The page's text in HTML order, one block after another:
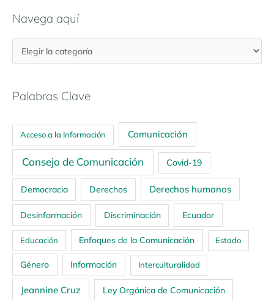
Navega aquí
Palabras Clave
Acceso a la Información Comunicación
Consejo de Comunicación Covid-19
Democracia Derechos Derechos humanos
Desinformación Discriminación Ecuador
Educación Enfoques de la Comunicación Estado
Género Información Interculturalidad
Jeannine Cruz Ley Orgánica de Comunicación